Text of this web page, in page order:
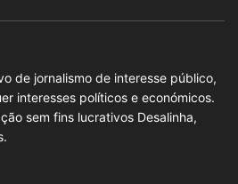
de jornalismo de interesse público,
interesses políticos e económicos.
sem fins lucrativos Desalinha,